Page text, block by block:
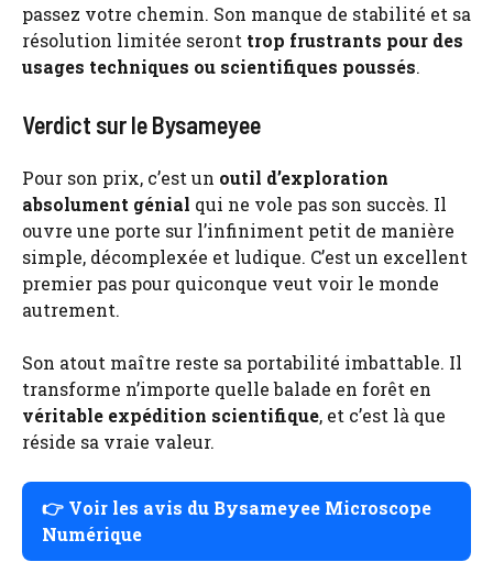
passez votre chemin. Son manque de stabilité et sa
résolution limitée seront trop frustrants pour des
usages techniques ou scientifiques poussés.
Verdict sur le Bysameyee
Pour son prix, c’est un outil d’exploration
absolument génial qui ne vole pas son succès. Il
ouvre une porte sur l’infiniment petit de manière
simple, décomplexée et ludique. C’est un excellent
premier pas pour quiconque veut voir le monde
autrement.
Son atout maître reste sa portabilité imbattable. Il
transforme n’importe quelle balade en forêt en
véritable expédition scientifique, et c’est là que
réside sa vraie valeur.
👉 Voir les avis du Bysameyee Microscope
Numérique